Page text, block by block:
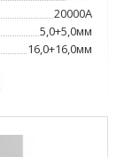
20000А
5,0+5,0мм
16,0+16,0мм